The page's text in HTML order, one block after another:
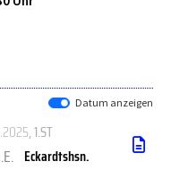
Datum anzeigen
, 1.ST
Eckardtshsn.